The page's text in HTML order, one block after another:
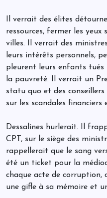
Il verrait des élites
ressources, fermer les yeux
villes. Il verrait des
leurs intérêts personnels,
pleurent leurs enfants
la pauvreté. Il verrait un
statu quo et des
sur les scandales
Dessalines hurlerait. Il
CPT, sur le siège des
rappellerait que le sang
été un ticket pour la
chaque acte de corruption,
une gifle à sa mémoire et